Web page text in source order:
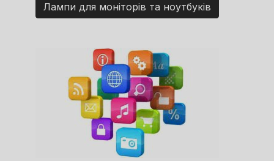
Лампи для моніторів та ноутбуків